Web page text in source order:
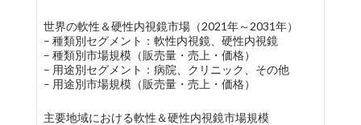
世界の軟性＆硬性内視鏡市場（2021年～2031年）
– 種類別セグメント：軟性内視鏡、硬性内視鏡
– 種類別市場規模（販売量・売上・価格）
– 用途別セグメント：病院、クリニック、その他
– 用途別市場規模（販売量・売上・価格）
主要地域における軟性＆硬性内視鏡市場規模